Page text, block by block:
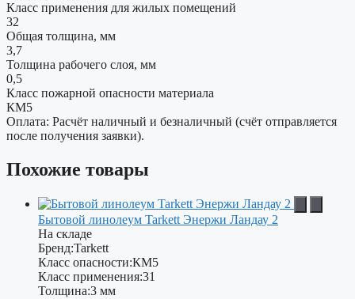
Класс применения для жилых помещений
32
Общая толщина, мм
3,7
Толщина рабочего слоя, мм
0,5
Класс пожарной опасности материала
КМ5
Оплата: Расчёт наличный и безналичный (счёт отправляется
после получения заявки).
Похожие товары
Бытовой линолеум Tarkett Энержи Ландау 2
На складе
Бренд:Tarkett
Класс опасности:КМ5
Класс применения:31
Толщина:3 мм